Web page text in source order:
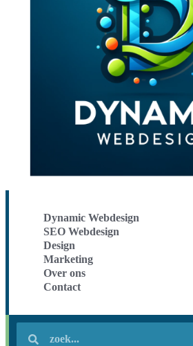
Dynamic Webdesign
SEO Webdesign
Design
Marketing
Over ons
Contact